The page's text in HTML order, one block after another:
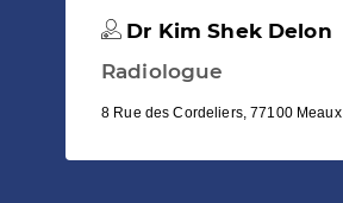
Dr Kim Shek Delon
Radiologue
8 Rue des Cordeliers, 77100 Meaux